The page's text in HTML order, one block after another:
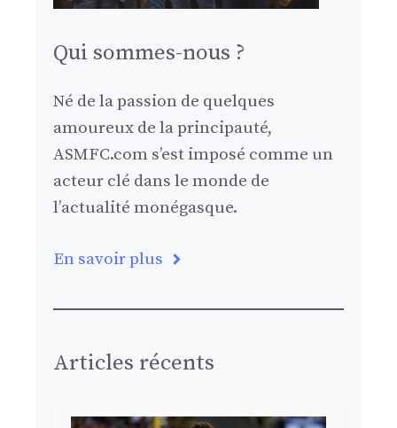
Qui sommes-nous ?
Né de la passion de quelques
amoureux de la principauté,
ASMFC.com s’est imposé comme un
acteur clé dans le monde de
l’actualité monégasque.
En savoir plus
Articles récents